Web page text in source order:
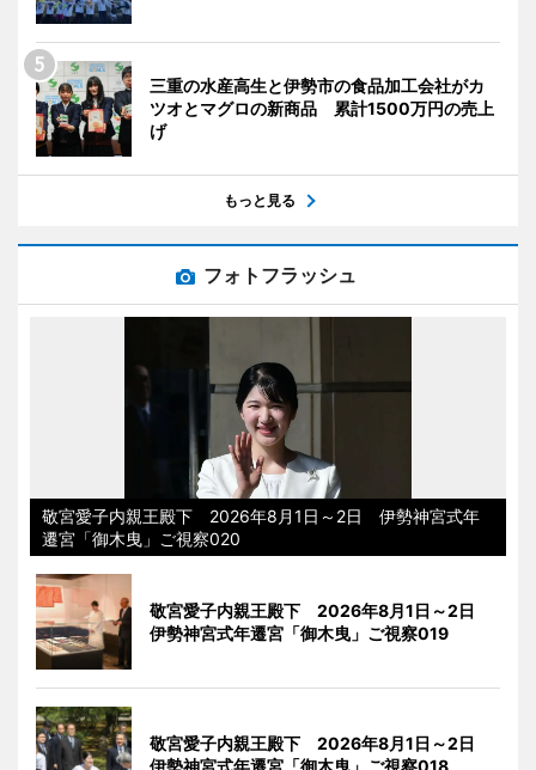
三重の水産高生と伊勢市の食品加工会社がカ
ツオとマグロの新商品 累計1500万円の売上
げ
もっと見る
フォトフラッシュ
敬宮愛子内親王殿下 2026年8月1日～2日 伊勢神宮式年
遷宮「御木曳」ご視察020
敬宮愛子内親王殿下 2026年8月1日～2日
伊勢神宮式年遷宮「御木曳」ご視察019
敬宮愛子内親王殿下 2026年8月1日～2日